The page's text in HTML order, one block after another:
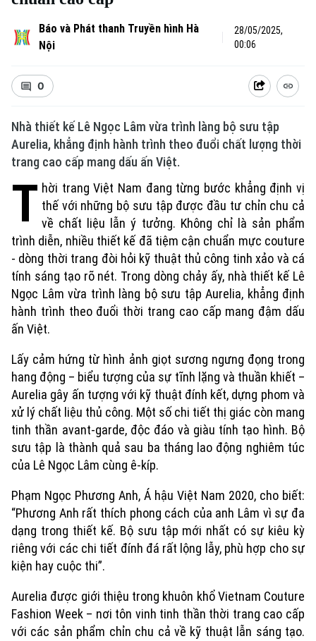
Xu hướng
Báo và Phát thanh Truyền hình Hà
Nội
28/05/2025,
00:06
0
Nhà thiết kế Lê Ngọc Lâm vừa trình làng bộ sưu tập
Aurelia, khẳng định hành trình theo đuổi chất lượng thời
trang cao cấp mang dấu ấn Việt.
T hời trang Việt Nam đang từng bước khẳng định vị
thế với những bộ sưu tập được đầu tư chỉn chu cả
về chất liệu lẫn ý tưởng. Không chỉ là sản phẩm
trình diễn, nhiều thiết kế đã tiệm cận chuẩn mực couture
- dòng thời trang đòi hỏi kỹ thuật thủ công tinh xảo và cá
tính sáng tạo rõ nét. Trong dòng chảy ấy, nhà thiết kế Lê
Ngọc Lâm vừa trình làng bộ sưu tập Aurelia, khẳng định
hành trình theo đuổi thời trang cao cấp mang đậm dấu
ấn Việt.
Lấy cảm hứng từ hình ảnh giọt sương ngưng đọng trong
hang động – biểu tượng của sự tĩnh lặng và thuần khiết –
Aurelia gây ấn tượng với kỹ thuật đính kết, dựng phom và
xử lý chất liệu thủ công. Một số chi tiết thị giác còn mang
tinh thần avant-garde, độc đáo và giàu tính tạo hình. Bộ
sưu tập là thành quả sau ba tháng lao động nghiêm túc
của Lê Ngọc Lâm cùng ê-kíp.
Phạm Ngọc Phương Anh, Á hậu Việt Nam 2020, cho biết:
“Phương Anh rất thích phong cách của anh Lâm vì sự đa
dạng trong thiết kế. Bộ sưu tập mới nhất có sự kiêu kỳ
riêng với các chi tiết đính đá rất lộng lẫy, phù hợp cho sự
kiện hay cuộc thi”.
Aurelia được giới thiệu trong khuôn khổ Vietnam Couture
Fashion Week – nơi tôn vinh tinh thần thời trang cao cấp
với các sản phẩm chỉn chu cả về kỹ thuật lẫn sáng tạo.